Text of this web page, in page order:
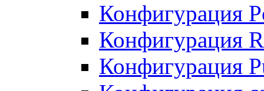
Конфигурация
Конфигурация
Конфигурация